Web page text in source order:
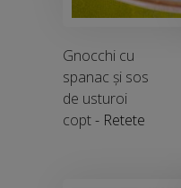
Gnocchi cu
spanac și sos
de usturoi
copt- Retete